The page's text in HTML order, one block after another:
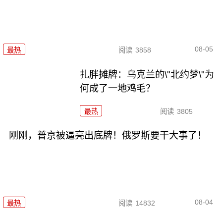
最热 阅读 3858 08-05
扎胖摊牌：乌克兰的\"北约梦\"为
何成了一地鸡毛？
最热 阅读 3805
刚刚，普京被逼亮出底牌！俄罗斯要干大事了！
最热 阅读 14832 08-04